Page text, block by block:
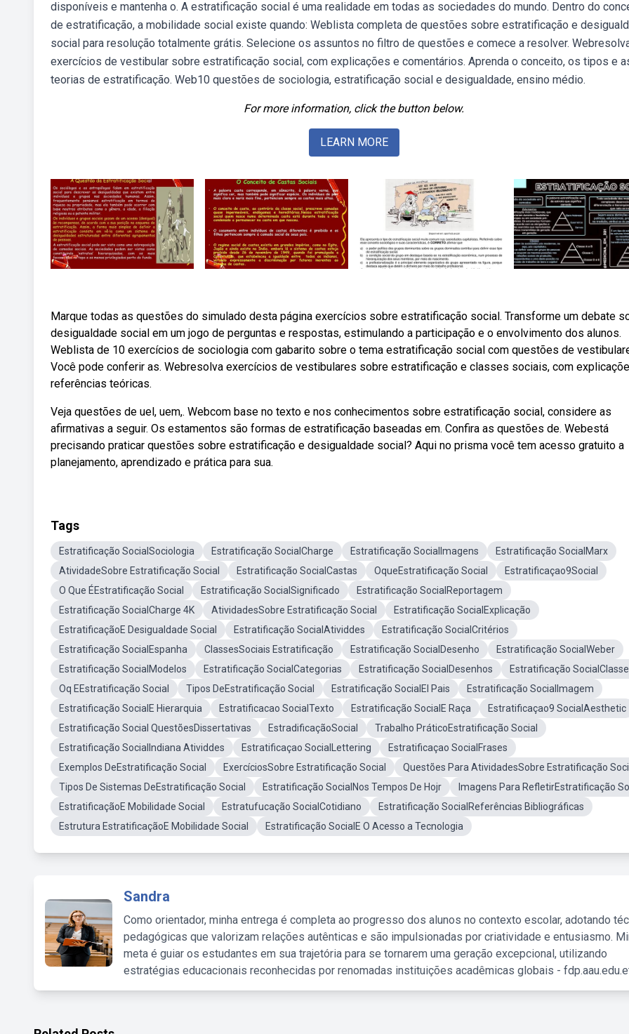
disponíveis e mantenha o. A estratificação social é uma realidade em todas as sociedades do mundo. Dentro do
de estratificação, a mobilidade social existe quando: Weblista completa de questões sobre estratificação e
social para resolução totalmente grátis. Selecione os assuntos no filtro de questões e comece a resolver.
exercícios de vestibular sobre estratificação social, com explicações e comentários. Aprenda o conceito, os tipos e
teorias de estratificação. Web10 questões de sociologia, estratificação social e desigualdade, ensino médio.
For more information, click the button below.
LEARN MORE
Marque todas as questões do simulado desta página exercícios sobre estratificação social. Transforme um debate
desigualdade social em um jogo de perguntas e respostas, estimulando a participação e o envolvimento dos alunos.
Weblista de 10 exercícios de sociologia com gabarito sobre o tema estratificação social com questões de
Você pode conferir as. Webresolva exercícios de vestibulares sobre estratificação e classes sociais, com
referências teóricas.
Veja questões de uel, uem,. Webcom base no texto e nos conhecimentos sobre estratificação social, considere as
afirmativas a seguir. Os estamentos são formas de estratificação baseadas em. Confira as questões de. Webestá
precisando praticar questões sobre estratificação e desigualdade social? Aqui no prisma você tem acesso gratuito a
planejamento, aprendizado e prática para sua.
Tags
Estratificação SocialSociologia Estratificação SocialCharge Estratificação SocialImagens
Estratificação SocialMarx
AtividadeSobre Estratificação Social
Estratificação SocialCastas OqueEstratificação Social
Estratificaçao9Social
O Que ÉEstratificação Social
Estratificação SocialSignificado
Estratificação SocialReportagem
Estratificação SocialCharge 4K
AtividadesSobre Estratificação Social
Estratificação SocialExplicação
EstratificaçãoE Desigualdade Social
Estratificação SocialAtividdes
Estratificação SocialCritérios
Estratificação SocialEspanha
ClassesSociais Estratificação Estratificação SocialDesenho
Estratificação SocialWeber
Estratificação SocialModelos
Estratificação SocialCategorias Estratificação SocialDesenhos
Estratificação
Oq EEstratificação Social
Tipos DeEstratificação Social Estratificação SocialEl Pais
Estratificação SocialImagem
Estratificação SocialE Hierarquia
Estratificacao SocialTexto Estratificação SocialE Raça
Estratificaçao9 SocialAesthetic
Estratificação Social QuestõesDissertativas
EstradificaçãoSocial
Trabalho PráticoEstratificação Social
Estratificação SocialIndiana Atividdes
Estratificaçao SocialLettering
Estratificaçao SocialFrases
Exemplos DeEstratificação Social
ExercíciosSobre Estratificação Social
Questões Para AtividadesSobre Estratificação
Tipos De Sistemas DeEstratificação Social
Estratificação SocialNos Tempos De Hojr
Imagens Para RefletirEstratificação
EstratificaçãoE Mobilidade Social
Estratufucação SocialCotidiano
Estratificação SocialReferências Bibliográficas
Estrutura EstratificaçãoE Mobilidade Social
Estratificação SocialE O Acesso a Tecnologia
Sandra
Como orientador, minha entrega é completa ao progresso dos alunos no contexto escolar, adotando
pedagógicas que valorizam relações autênticas e são impulsionadas por criatividade e entusiasmo.
meta é guiar os estudantes em sua trajetória para se tornarem uma geração excepcional, utilizando
estratégias educacionais reconhecidas por renomadas instituições acadêmicas globais -